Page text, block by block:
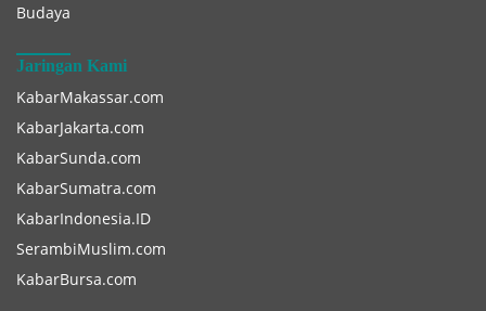
Budaya
Jaringan Kami
KabarMakassar.com
KabarJakarta.com
KabarSunda.com
KabarSumatra.com
KabarIndonesia.ID
SerambiMuslim.com
KabarBursa.com